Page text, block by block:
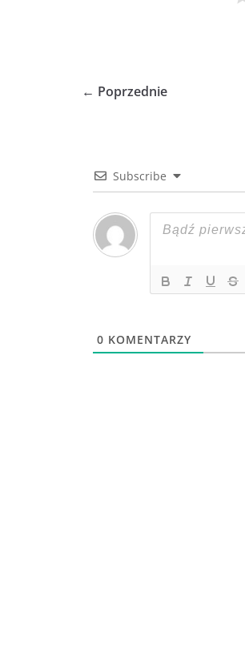
← Poprzednie
Subscribe
0 KOMENTARZY